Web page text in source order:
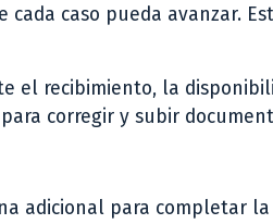
caso pueda avanzar.
el recibimiento, la
corregir y subir
adicional para completar